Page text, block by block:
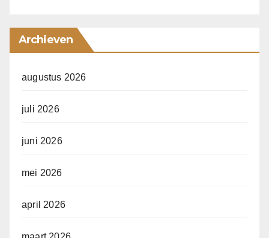
Archieven
augustus 2026
juli 2026
juni 2026
mei 2026
april 2026